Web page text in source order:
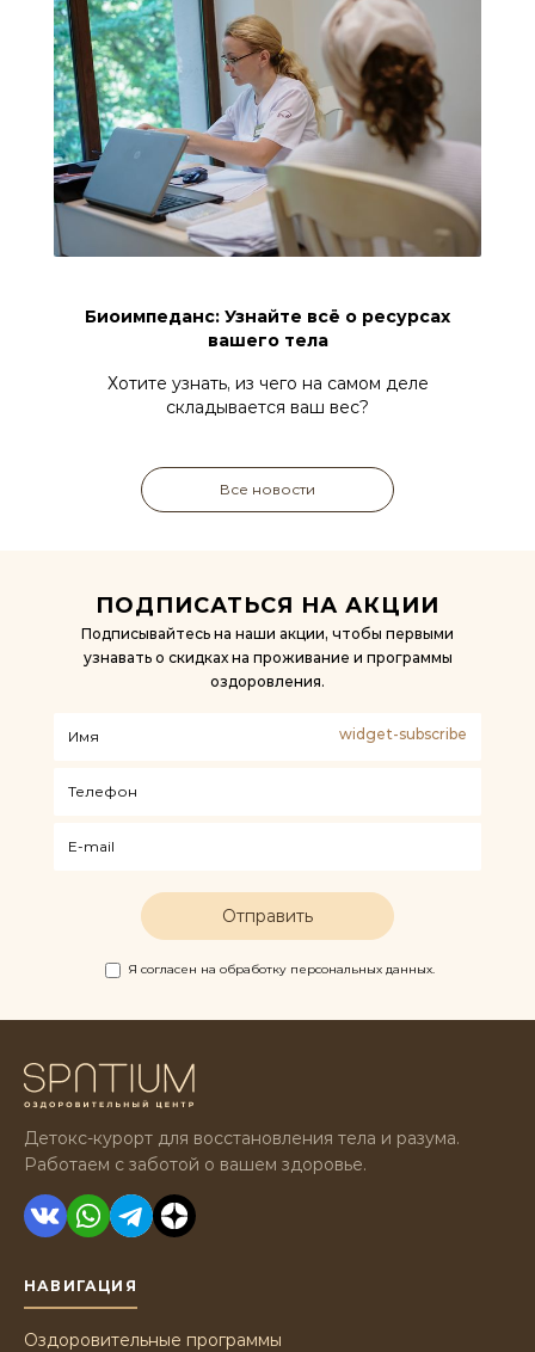
Биоимпеданс: Узнайте всё о ресурсах
вашего тела
Хотите узнать, из чего на самом деле
складывается ваш вес?
Все новости
ПОДПИСАТЬСЯ НА АКЦИИ
Подписывайтесь на наши акции, чтобы первыми
узнавать о скидках на проживание и программы
оздоровления.
Имя
Телефон
E-mail
Я согласен на обработку персональных данных.
Детокс-курорт для восстановления тела и разума.
Работаем с заботой о вашем здоровье.
НАВИГАЦИЯ
Оздоровительные программы